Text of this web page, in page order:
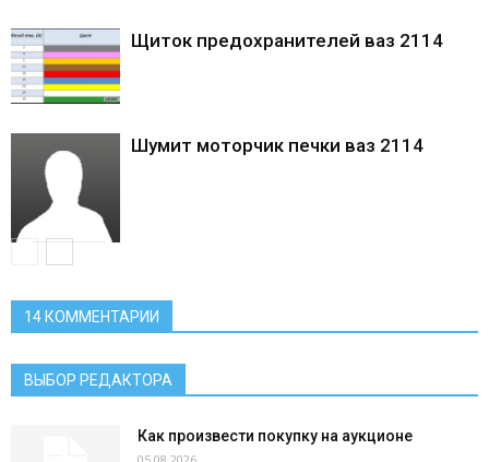
Щиток предохранителей ваз 2114
Шумит моторчик печки ваз 2114
14 КОММЕНТАРИИ
ВЫБОР РЕДАКТОРА
Как произвести покупку на аукционе